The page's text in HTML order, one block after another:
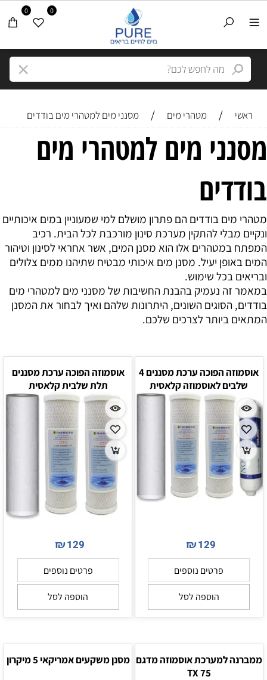
0 0
ראשי / מטהרי מים / מסנני מים למטהרי מים בודדים
מסנני מים למטהרי מים
בודדים
מטהרי מים בודדים הם פתרון מושלם למי שמעוניין במים איכותיים
ונקיים מבלי להתקין מערכת סינון מורכבת לכל הבית. רכיב
המפתח במטהרים אלו הוא מסנן המים, אשר אחראי לסינון וטיהור
המים באופן יעיל. מסנן מים איכותי מבטיח שתיהנו ממים צלולים
ובריאים בכל שימוש.
במאמר זה נעמיק בהבנת החשיבות של מסנני מים למטהרי מים
בודדים, הסוגים השונים, היתרונות שלהם ואיך לבחור את המסנן
המתאים ביותר לצרכים שלכם.
אוסמוזה הפוכה ערכת מסננים 4
שלבים לאוסמוזה קלאסית
₪129
פרטים נוספים
הוספה לסל
אוסמוזה הפוכה ערכת מסננים
תלת שלבית קלאסית
₪129
פרטים נוספים
הוספה לסל
ממברנה למערכת אוסמוזה מדגם
TX 75
מסנן משקעים אמריקאי 5 מיקרון